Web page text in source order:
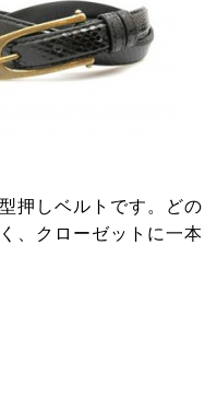
押しベルトです。どの
、クローゼットに一本